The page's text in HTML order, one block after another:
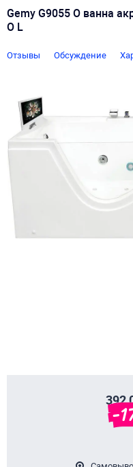
Gemy G9055 O ванна
O L
Отзывы Обсуждение
392
-